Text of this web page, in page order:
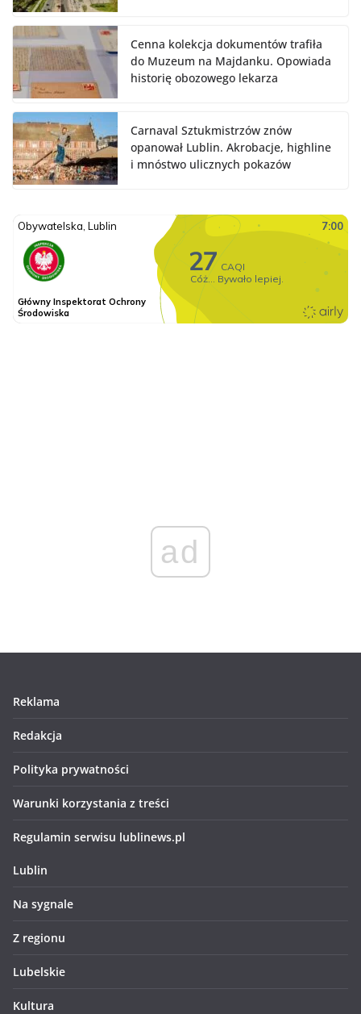
Cenna kolekcja dokumentów trafiła
do Muzeum na Majdanku. Opowiada
historię obozowego lekarza
Carnaval Sztukmistrzów znów
opanował Lublin. Akrobacje, highline
i mnóstwo ulicznych pokazów
ad
Reklama
Redakcja
Polityka prywatności
Warunki korzystania z treści
Regulamin serwisu lublinews.pl
Lublin
Na sygnale
Z regionu
Lubelskie
Kultura